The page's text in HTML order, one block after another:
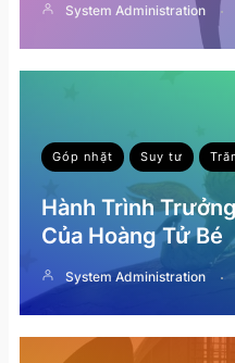
System Administration
Góp nhặt Suy tư
Hành Trình
Của Hoàng Tử Bé
System Administration